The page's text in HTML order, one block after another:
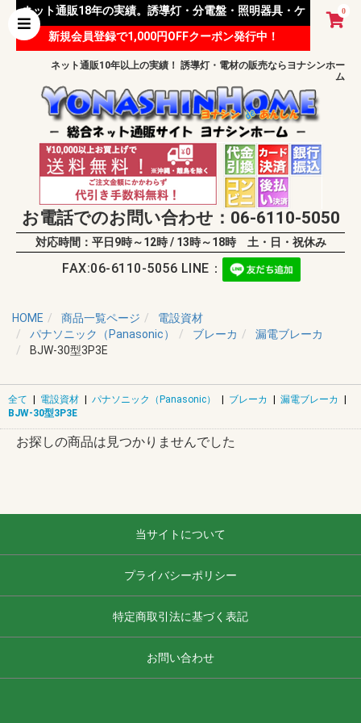
0
ネット通販18年の実績。誘導灯・分電盤・照明器具・ケ
ーブル等 様々な資材を取り扱っています。
新規会員登録で1,000円OFFクーポン発行中！
ネット通販10年以上の実績！ 誘導灯・電材の販売ならヨナシンホー
ム
お電話でのお問い合わせ：06-6110-5050
対応時間：平日9時～12時 / 13時～18時 土・日・祝休み
FAX:06-6110-5056 LINE：
HOME 商品一覧ページ
電設資材
パナソニック（Panasonic）
ブレーカ
漏電ブレーカ
BJW-30型3P3E
全て | 電設資材 | パナソニック（Panasonic） | ブレーカ | 漏電ブレーカ
|
BJW-30型3P3E
お探しの商品は見つかりませんでした
当サイトについて
プライバシーポリシー
特定商取引法に基づく表記
お問い合わせ